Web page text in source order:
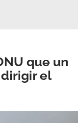
que un
el